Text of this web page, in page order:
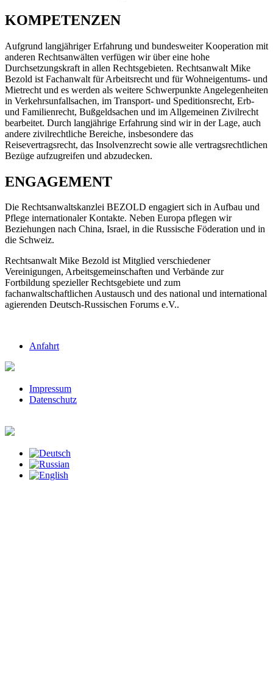
KOMPETENZEN
Aufgrund langjähriger Erfahrung und bundesweiter Kooperation mit
anderen Rechtsanwälten verfügen wir über eine hohe
Durchsetzungskraft in allen Rechtsgebieten. Rechtsanwalt Mike
Bezold ist Fachanwalt für Arbeitsrecht und für Wohneigentums- und
Mietrecht und es werden als weitere Schwerpunkte Angelegenheiten
in Verkehrsunfallsachen, im Transport- und Speditionsrecht, Erb-
und Familienrecht, Bußgeldsachen und im Allgemeinen Zivilrecht
bearbeitet. Durch langjährige Erfahrung sind wir in der Lage, auch
andere zivilrechtliche Bereiche, insbesondere das
Reisevertragsrecht, das Insolvenzrecht sowie alle vertragsrechtlichen
Bezüge aufzugreifen und abzudecken.
ENGAGEMENT
Die Rechtsanwaltskanzlei BEZOLD engagiert sich in Aufbau und
Pflege internationaler Kontakte. Neben Europa pflegen wir
Beziehungen nach China, Israel, in die Russische Föderation und in
die Schweiz.
Rechtsanwalt Mike Bezold ist Mitglied verschiedener
Vereinigungen, Arbeitsgemeinschaften und Verbände zur
Fortbildung spezieller Rechtsgebiete und zum
fachanwaltschaftlichen Austausch und des national und international
agierenden Deutsch-Russischen Forums e.V..
Anfahrt
Impressum
Datenschutz